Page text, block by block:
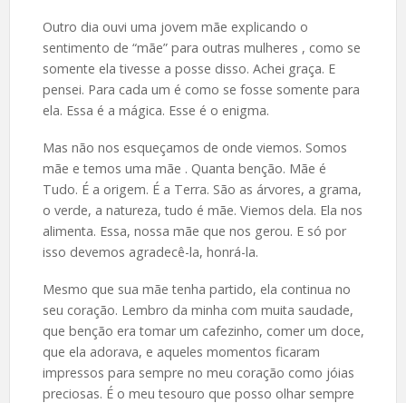
Outro dia ouvi uma jovem mãe explicando o
sentimento de “mãe” para outras mulheres , como se
somente ela tivesse a posse disso. Achei graça. E
pensei. Para cada um é como se fosse somente para
ela. Essa é a mágica. Esse é o enigma.
Mas não nos esqueçamos de onde viemos. Somos
mãe e temos uma mãe . Quanta benção. Mãe é
Tudo. É a origem. É a Terra. São as árvores, a grama,
o verde, a natureza, tudo é mãe. Viemos dela. Ela nos
alimenta. Essa, nossa mãe que nos gerou. E só por
isso devemos agradecê-la, honrá-la.
Mesmo que sua mãe tenha partido, ela continua no
seu coração. Lembro da minha com muita saudade,
que benção era tomar um cafezinho, comer um doce,
que ela adorava, e aqueles momentos ficaram
impressos para sempre no meu coração como jóias
preciosas. É o meu tesouro que posso olhar sempre